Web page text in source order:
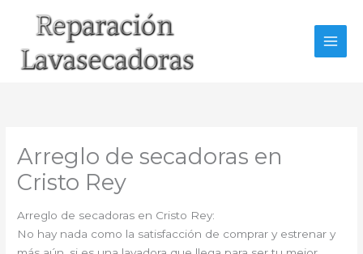
Arreglo de secadoras en
Cristo Rey
Arreglo de secadoras en Cristo Rey:
No hay nada como la satisfacción de comprar y estrenar y